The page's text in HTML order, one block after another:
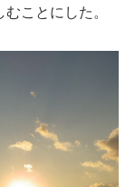
ことにした。